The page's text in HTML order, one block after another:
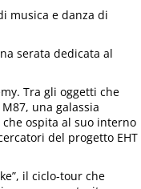
musica e danza di
serata dedicata al
Tra gli oggetti che
una galassia
ospita al suo interno
del progetto EHT
il ciclo-tour che